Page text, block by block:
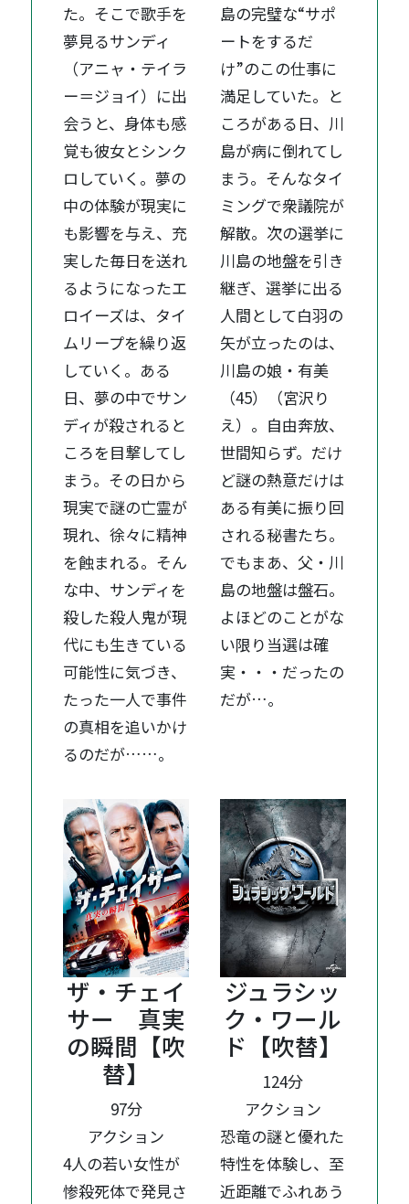
た。そこで歌手を
夢見るサンディ
（アニャ・テイラ
ー＝ジョイ）に出
会うと、身体も感
覚も彼女とシンク
ロしていく。夢の
中の体験が現実に
も影響を与え、充
実した毎日を送れ
るようになったエ
ロイーズは、タイ
ムリープを繰り返
していく。ある
日、夢の中でサン
ディが殺されると
ころを目撃してし
まう。その日から
現実で謎の亡霊が
現れ、徐々に精神
を蝕まれる。そん
な中、サンディを
殺した殺人鬼が現
代にも生きている
可能性に気づき、
たった一人で事件
の真相を追いかけ
るのだが……。
島の完璧な“サポ
ートをするだ
け”のこの仕事に
満足していた。と
ころがある日、川
島が病に倒れてし
まう。そんなタイ
ミングで衆議院が
解散。次の選挙に
川島の地盤を引き
継ぎ、選挙に出る
人間として白羽の
矢が立ったのは、
川島の娘・有美
（45）（宮沢り
え）。自由奔放、
世間知らず。だけ
ど謎の熱意だけは
ある有美に振り回
される秘書たち。
でもまあ、父・川
島の地盤は盤石。
よほどのことがな
い限り当選は確
実・・・だったの
だが…。
ザ・チェイ
サー 真実
の瞬間【吹
替】
97分
アクション
4人の若い女性が
惨殺死体で発見さ
ジュラシッ
ク・ワール
ド【吹替】
124分
アクション
恐竜の謎と優れた
特性を体験し、至
近距離でふれあう